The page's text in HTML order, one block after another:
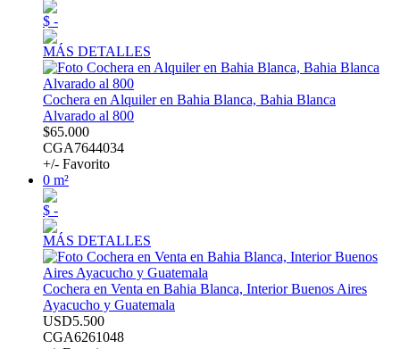
$ -
MÁS DETALLES
Cochera en Alquiler en Bahia Blanca, Bahia Blanca
Alvarado al 800
$65.000
CGA7644034
+/- Favorito
0 m²
$ -
MÁS DETALLES
Cochera en Venta en Bahia Blanca, Interior Buenos Aires
Ayacucho y Guatemala
USD5.500
CGA6261048